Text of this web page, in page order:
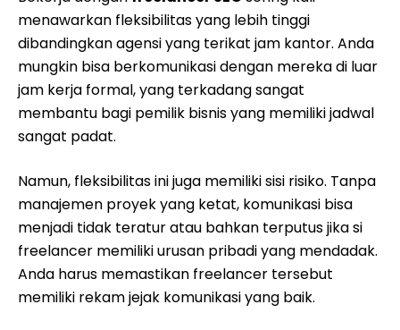
menawarkan fleksibilitas yang lebih tinggi
dibandingkan agensi yang terikat jam kantor. Anda
mungkin bisa berkomunikasi dengan mereka di luar
jam kerja formal, yang terkadang sangat
membantu bagi pemilik bisnis yang memiliki jadwal
sangat padat.
Namun, fleksibilitas ini juga memiliki sisi risiko. Tanpa
manajemen proyek yang ketat, komunikasi bisa
menjadi tidak teratur atau bahkan terputus jika si
freelancer memiliki urusan pribadi yang mendadak.
Anda harus memastikan freelancer tersebut
memiliki rekam jejak komunikasi yang baik.